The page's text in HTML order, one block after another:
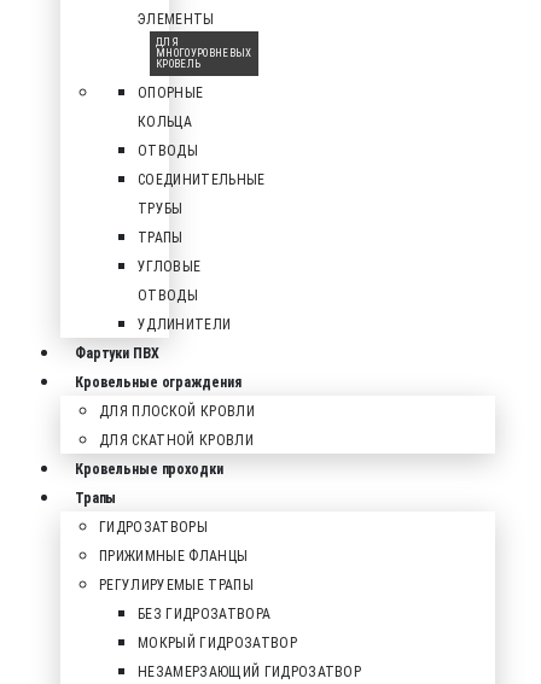
ЭЛЕМЕНТЫ
ДЛЯ
МНОГОУРОВНЕВЫХ
КРОВЕЛЬ
ОПОРНЫЕ
КОЛЬЦА
ОТВОДЫ
СОЕДИНИТЕЛЬНЫЕ
ТРУБЫ
ТРАПЫ
УГЛОВЫЕ
ОТВОДЫ
УДЛИНИТЕЛИ
Фартуки ПВХ
Кровельные ограждения
ДЛЯ ПЛОСКОЙ КРОВЛИ
ДЛЯ СКАТНОЙ КРОВЛИ
Кровельные проходки
Трапы
ГИДРОЗАТВОРЫ
ПРИЖИМНЫЕ ФЛАНЦЫ
РЕГУЛИРУЕМЫЕ ТРАПЫ
БЕЗ ГИДРОЗАТВОРА
МОКРЫЙ ГИДРОЗАТВОР
НЕЗАМЕРЗАЮЩИЙ ГИДРОЗАТВОР